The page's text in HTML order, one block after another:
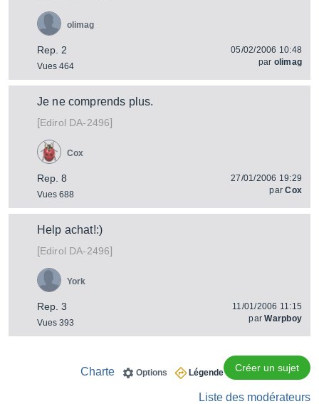
Rep. 2
Vues 464
olimag
05/02/2006 10:48
par olimag
Je ne comprends plus.
[Edirol DA-2496]
Rep. 8
Vues 688
Cox
27/01/2006 19:29
parCox
Help achat!:)
[Edirol DA-2496]
Rep. 3
Vues 393
York
11/01/2006 11:15
parWarpboy
Créer un sujet
Légende
Options
Charte
Liste des modérateurs